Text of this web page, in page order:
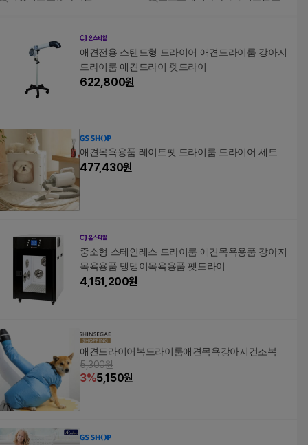
애견전용 스탠드형 드라이어 애견드라이룸 강아지
드라이룸 애견드라이 펫드라이
622,800원
애견목욕용품 레이트펫 드라이룸 드라이어 세트
477,430원
중소형 스테인레스 드라이룸 애견목욕용품 강아지
목욕용품 댕댕이목욕용품 펫드라이
4,151,200원
애견드라이어복드라이룸애견목욕강아지건조복
5,300원
3%5,150원